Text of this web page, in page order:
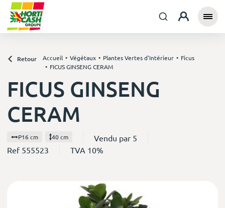
Retour Accueil Végétaux Plantes Vertes d'Intérieur
Ficus
FICUS GINSENG CERAM
FICUS GINSENG
CERAM
P16 cm 40 cm
Vendu par 5
Ref 555523
TVA 10%